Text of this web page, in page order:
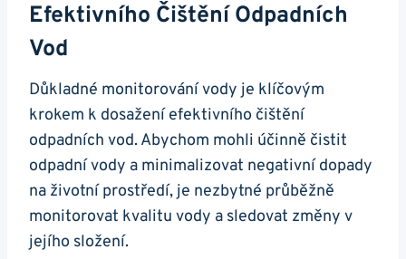
Efektivního Čištění Odpadních
Vod
Důkladné monitorování vody je klíčovým
krokem k dosažení efektivního čištění
odpadních vod. Abychom mohli účinně čistit
odpadní vody a minimalizovat negativní dopady
na životní prostředí, je nezbytné průběžně
monitorovat kvalitu vody a sledovat změny v
jejího složení.